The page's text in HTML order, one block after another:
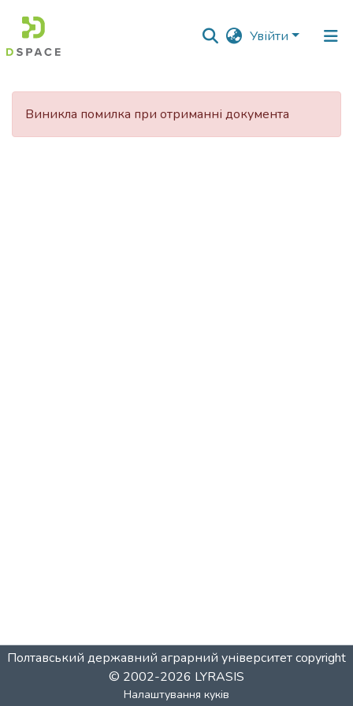
Увійти
Фонди
Виникла помилка при отриманні документа
Полтавський державний аграрний університетcopyright
© 2002-2026 LYRASIS
Налаштування куків